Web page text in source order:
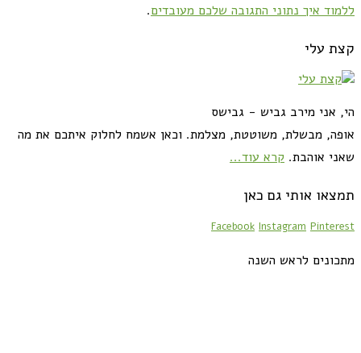
ללמוד איך נתוני התגובה שלכם מעובדים.
קצת עלי
הי, אני מירב גביש - גבישס
אופה, מבשלת, משוטטת, מצלמת. וכאן אשמח לחלוק איתכם את מה
שאני אוהבת. קרא עוד...
תמצאו אותי גם כאן
Facebook Instagram Pinterest
מתכונים לראש השנה